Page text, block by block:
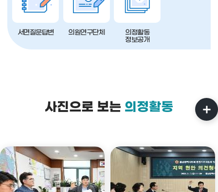
서면질문답변 의원연구단체
의정활동
정보공개
사진으로 보는 의정활동